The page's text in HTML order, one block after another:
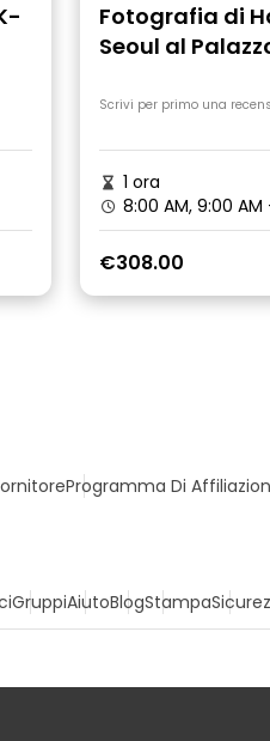
Fotografia di
Seoul al
Scrivi per primo una
1 ora
8:00 AM, 9:00 AM
€308.00
Programma Di
GruppiAiutoBlogStampa